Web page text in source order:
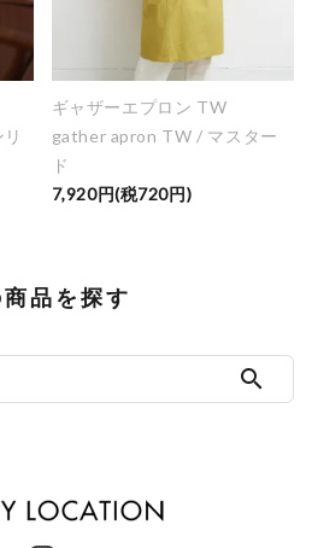
ギャザーエプロン TW
gather apron TW / マスター
ド
7,920円(税720円)
品を探す
search